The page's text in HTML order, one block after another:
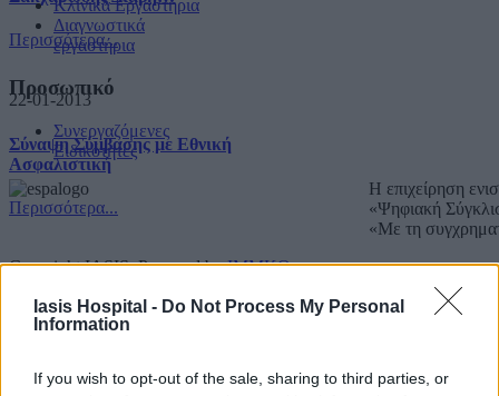
Iasis Hospital - Do Not Process My Personal
Information
If you wish to opt-out of the sale, sharing to third parties, or
Περισσότερα...
22-01-2013
Σύναψη Σύμβασης με Εθνική
Ασφαλιστική
Περισσότερα...
Κλινικά Εργαστήρια
Διαγνωστικά
εργαστήρια
Προσωπικό
Συνεργαζόμενες
Ειδικότητες
Η επιχείρηση
«Ψηφιακή
«Με τη
Copyright IASIS. Powered byIMMKO.